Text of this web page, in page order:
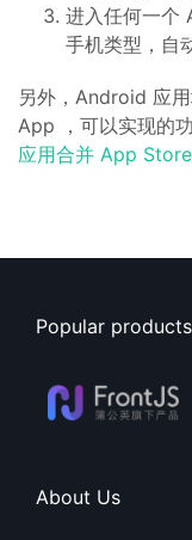
进入任何一个
手机类型，自
另外，Android 应
App ，可以实现的
应用合并 App
Popular products
About Us